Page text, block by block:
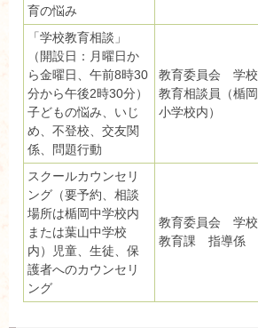
育の悩み
「学校教育相談」
（開設日：月曜日か
ら金曜日、午前8時30
分から午後2時30分）
子どもの悩み、いじ
め、不登校、交友関
係、問題行動
教育委員会 学校
教育相談員（楯岡
小学校内）
スクールカウンセリ
ング（要予約、相談
場所は楯岡中学校内
または葉山中学校
内）児童、生徒、保
護者へのカウンセリ
ング
教育委員会 学校
教育課 指導係